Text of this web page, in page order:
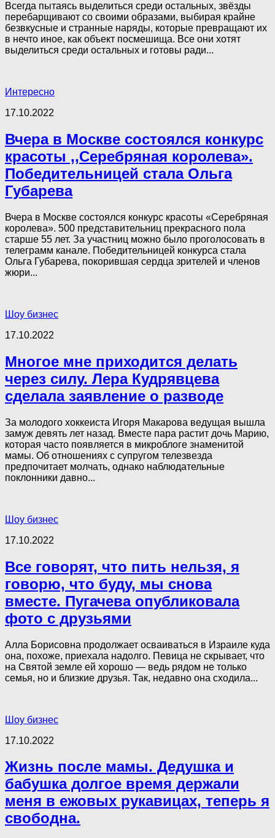
Всегда пытаясь выделиться среди остальных, звёзды
перебарщивают со своими образами, выбирая крайне
безвкусные и странные наряды, которые превращают их
в нечто иное, как объект посмешища. Все они хотят
выделиться среди остальных и готовы ради...
Интересно
17.10.2022
Вчера в Москве состоялся конкурс
красоты ,,Серебряная королева».
Победительницей стала Ольга
Губарева
Вчера в Москве состоялся конкурс красоты «Серебряная
королева». 500 представительниц прекрасного пола
старше 55 лет. За участниц можно было проголосовать в
телеграмм канале. Победительницей конкурса стала
Ольга Губарева, покорившая сердца зрителей и членов
жюри...
Шоу бизнес
17.10.2022
Многое мне приходится делать
через силу. Лера Кудрявцева
сделала заявление о разводе
За молодого хоккеиста Игоря Макарова ведущая вышла
замуж девять лет назад. Вместе пара растит дочь Марию,
которая часто появляется в микроблоге знаменитой
мамы. Об отношениях с супругом телезвезда
предпочитает молчать, однако наблюдательные
поклонники давно...
Шоу бизнес
17.10.2022
Все говорят, что пить нельзя, я
говорю, что буду, мы снова
вместе. Пугачева опубликовала
фото с друзьями
Алла Борисовна продолжает осваиваться в Израиле куда
она, похоже, приехала надолго. Певица не скрывает, что
на Святой земле ей хорошо — ведь рядом не только
семья, но и близкие друзья. Так, недавно она сходила...
Шоу бизнес
17.10.2022
Жизнь после мамы. Дедушка и
бабушка долгое время держали
меня в ежовых рукавицах, теперь я
свободна.